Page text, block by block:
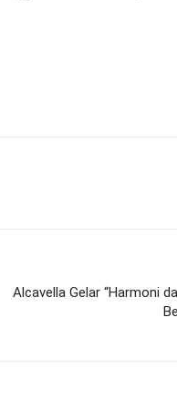
Alcavella Gelar “Harmoni